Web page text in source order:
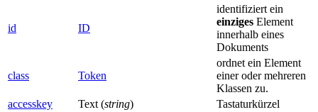
id ID
identifiziert ein
einziges Element
innerhalb eines
Dokuments
class Token
ordnet ein Element
einer oder mehreren
Klassen zu.
accesskey
Text (string)
Tastaturkürzel